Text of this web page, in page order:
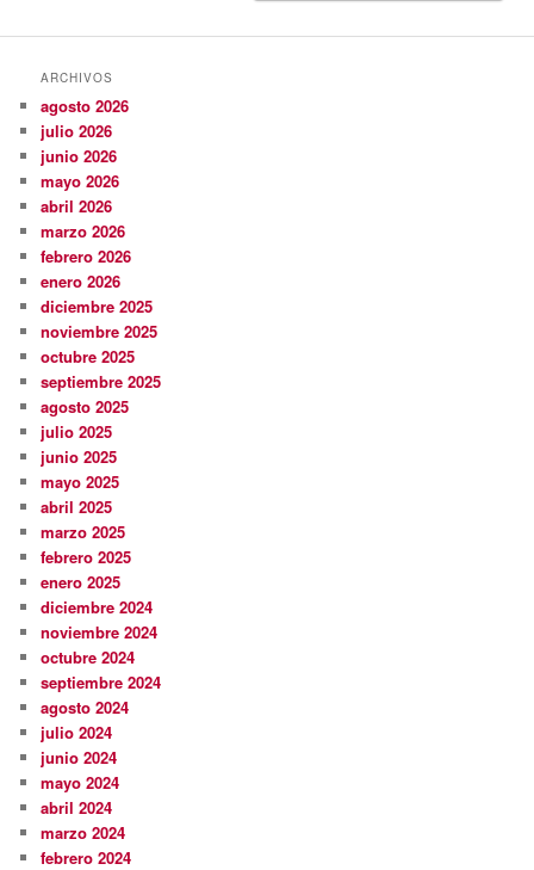
ARCHIVOS
agosto 2026
julio 2026
junio 2026
mayo 2026
abril 2026
marzo 2026
febrero 2026
enero 2026
diciembre 2025
noviembre 2025
octubre 2025
septiembre 2025
agosto 2025
julio 2025
junio 2025
mayo 2025
abril 2025
marzo 2025
febrero 2025
enero 2025
diciembre 2024
noviembre 2024
octubre 2024
septiembre 2024
agosto 2024
julio 2024
junio 2024
mayo 2024
abril 2024
marzo 2024
febrero 2024